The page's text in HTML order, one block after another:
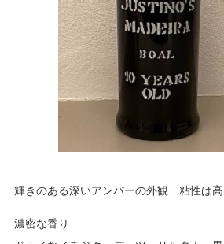
輝きのある深いアンバーの外観 粘性は
濃密な香り